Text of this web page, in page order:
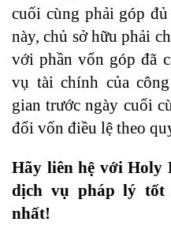
cuối cùng phải góp
này, chủ sở hữu phải
với phần vốn góp đã
vụ tài chính của
gian trước ngày cuối
đổi vốn điều lệ theo
Hãy liên hệ với Holy
dịch vụ pháp lý
nhất!